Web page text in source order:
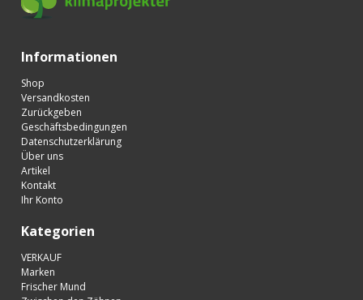
Informationen
Shop
Versandkosten
Zurückgeben
Geschäftsbedingungen
Datenschutzerklärung
Über uns
Artikel
Kontakt
Ihr Konto
Kategorien
VERKAUF
Marken
Frischer Mund